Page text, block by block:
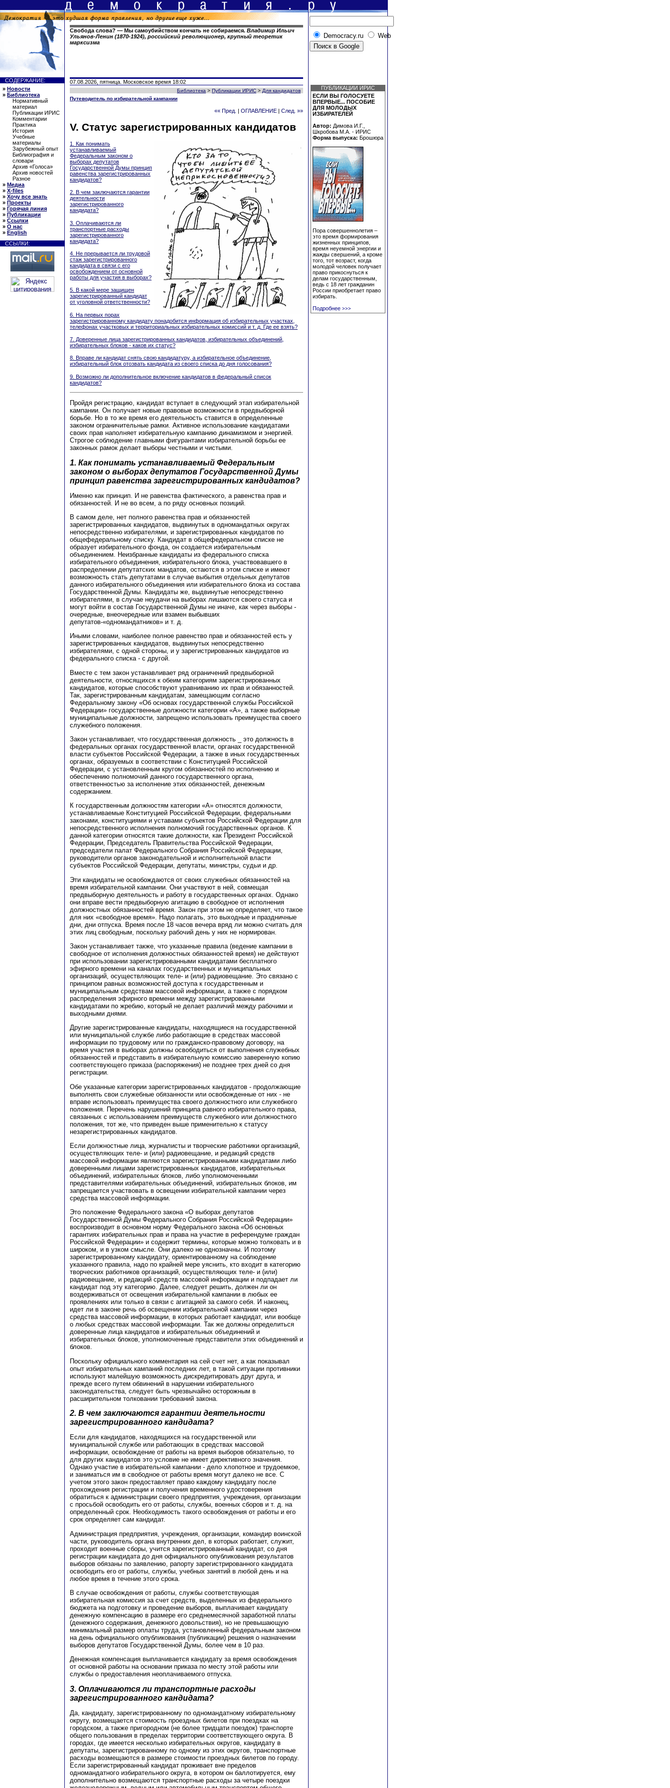
Свобода слова? — Мы самоубийством кончать не собираемся. Владимир Ильич
Ульянов-Ленин (1870-1924), российский революционер, крупный теоретик
марксизма
Democracy.ru Web
СОДЕРЖАНИЕ:
» Новости
» Библиотека
Нормативный
материал
Публикации ИРИС
Комментарии
Практика
История
Учебные
материалы
Зарубежный опыт
Библиография и
словари
Архив «Голоса»
Архив новостей
Разное
» Медиа
» X-files
» Хочу все знать
» Проекты
» Горячая линия
» Публикации
» Ссылки
» О нас
» English
ССЫЛКИ:
07.08.2026, пятница. Московское время 18:02
Библиотека > Публикации ИРИС > Для кандидатов
Путеводитель по избирательной кампании
«« Пред. ОГЛАВЛЕНИЕ След. »»
V. Статус зарегистрированных кандидатов
1. Как понимать
устанавливаемый
Федеральным законом о
выборах депутатов
Государственной Думы принцип
равенства зарегистрированных
кандидатов?
2. В чем заключаются гарантии
деятельности
зарегистрированного
кандидата?
3. Оплачиваются ли
транспортные расходы
зарегистрированного
кандидата?
4. Не прерывается ли трудовой
стаж зарегистрированного
кандидата в связи с его
освобождением от основной
работы для участия в выборах?
5. В какой мере защищен
зарегистрированный кандидат
от уголовной ответственности?
6. На первых порах
зарегистрированному кандидату понадобится информация об избирательных участках,
телефонах участковых и территориальных избирательных комиссий и т. д. Где ее взять?
7. Доверенные лица зарегистрированных кандидатов, избирательных объединений,
избирательных блоков - каков их статус?
8. Вправе ли кандидат снять свою кандидатуру, а избирательное объединение,
избирательный блок отозвать кандидата из своего списка до дня голосования?
9. Возможно ли дополнительное включение кандидатов в федеральный список
кандидатов?
Пройдя регистрацию, кандидат вступает в следующий этап избирательной
кампании. Он получает новые правовые возможности в предвыборной
борьбе. Но в то же время его деятельность ставится в определенные
законом ограничительные рамки. Активное использование кандидатами
своих прав наполняет избирательную кампанию динамизмом и энергией.
Строгое соблюдение главными фигурантами избирательной борьбы ее
законных рамок делает выборы честными и чистыми.
1. Как понимать устанавливаемый Федеральным
законом о выборах депутатов Государственной Думы
принцип равенства зарегистрированных кандидатов?
Именно как принцип. И не равенства фактического, а равенства прав и
обязанностей. И не во всем, а по ряду основных позиций.
В самом деле, нет полного равенства прав и обязанностей
зарегистрированных кандидатов, выдвинутых в одномандатных округах
непосредственно избирателями, и зарегистрированных кандидатов по
общефедеральному списку. Кандидат в общефедеральном списке не
образует избирательного фонда, он создается избирательным
объединением. Неизбранные кандидаты из федерального списка
избирательного объединения, избирательного блока, участвовавшего в
распределении депутатских мандатов, остаются в этом списке и имеют
возможность стать депутатами в случае выбытия отдельных депутатов
данного избирательного объединения или избирательного блока из состава
Государственной Думы. Кандидаты же, выдвинутые непосредственно
избирателями, в случае неудачи на выборах лишаются своего статуса и
могут войти в состав Государственной Думы не иначе, как через выборы -
очередные, внеочередные или взамен выбывших
депутатов-«одномандатников» и т. д.
Иными словами, наиболее полное равенство прав и обязанностей есть у
зарегистрированных кандидатов, выдвинутых непосредственно
избирателями, с одной стороны, и у зарегистрированных кандидатов из
федерального списка - с другой.
Вместе с тем закон устанавливает ряд ограничений предвыборной
деятельности, относящихся к обеим категориям зарегистрированных
кандидатов, которые способствуют уравниванию их прав и обязанностей.
Так, зарегистрированным кандидатам, замещающим согласно
Федеральному закону «Об основах государственной службы Российской
Федерации» государственные должности категории «А», а также выборные
муниципальные должности, запрещено использовать преимущества своего
служебного положения.
Закон устанавливает, что государственная должность _ это должность в
федеральных органах государственной власти, органах государственной
власти субъектов Российской Федерации, а также в иных государственных
органах, образуемых в соответствии с Конституцией Российской
Федерации, с установленным кругом обязанностей по исполнению и
обеспечению полномочий данного государственного органа,
ответственностью за исполнение этих обязанностей, денежным
содержанием.
К государственным должностям категории «А» относятся должности,
устанавливаемые Конституцией Российской Федерации, федеральными
законами, конституциями и уставами субъектов Российской Федерации для
непосредственного исполнения полномочий государственных органов. К
данной категории относятся такие должности, как Президент Российской
Федерации, Председатель Правительства Российской Федерации,
председатели палат Федерального Собрания Российской Федерации,
руководители органов законодательной и исполнительной власти
субъектов Российской Федерации, депутаты, министры, судьи и др.
Эти кандидаты не освобождаются от своих служебных обязанностей на
время избирательной кампании. Они участвуют в ней, совмещая
предвыборную деятельность и работу в государственных органах. Однако
они вправе вести предвыборную агитацию в свободное от исполнения
должностных обязанностей время. Закон при этом не определяет, что такое
для них «свободное время». Надо полагать, это выходные и праздничные
дни, дни отпуска. Время после 18 часов вечера вряд ли можно считать для
этих лиц свободным, поскольку рабочий день у них не нормирован.
Закон устанавливает также, что указанные правила (ведение кампании в
свободное от исполнения должностных обязанностей время) не действуют
при использовании зарегистрированными кандидатами бесплатного
эфирного времени на каналах государственных и муниципальных
организаций, осуществляющих теле- и (или) радиовещание. Это связано с
принципом равных возможностей доступа к государственным и
муниципальным средствам массовой информации, а также с порядком
распределения эфирного времени между зарегистрированными
кандидатами по жребию, который не делает различий между рабочими и
выходными днями.
Другие зарегистрированные кандидаты, находящиеся на государственной
или муниципальной службе либо работающие в средствах массовой
информации по трудовому или по гражданско-правовому договору, на
время участия в выборах должны освободиться от выполнения служебных
обязанностей и представить в избирательную комиссию заверенную копию
соответствующего приказа (распоряжения) не позднее трех дней со дня
регистрации.
Обе указанные категории зарегистрированных кандидатов - продолжающие
выполнять свои служебные обязанности или освобожденные от них - не
вправе использовать преимущества своего должностного или служебного
положения. Перечень нарушений принципа равного избирательного права,
связанных с использованием преимуществ служебного или должностного
положения, тот же, что приведен выше применительно к статусу
незарегистрированных кандидатов.
Если должностные лица, журналисты и творческие работники организаций,
осуществляющих теле- и (или) радиовещание, и редакций средств
массовой информации являются зарегистрированными кандидатами либо
доверенными лицами зарегистрированных кандидатов, избирательных
объединений, избирательных блоков, либо уполномоченными
представителями избирательных объединений, избирательных блоков, им
запрещается участвовать в освещении избирательной кампании через
средства массовой информации.
Это положение Федерального закона «О выборах депутатов
Государственной Думы Федерального Собрания Российской Федерации»
воспроизводит в основном норму Федерального закона «Об основных
гарантиях избирательных прав и права на участие в референдуме граждан
Российской Федерации» и содержит термины, которые можно толковать и в
широком, и в узком смысле. Они далеко не однозначны. И поэтому
зарегистрированному кандидату, ориентированному на соблюдение
указанного правила, надо по крайней мере уяснить, кто входит в категорию
творческих работников организаций, осуществляющих теле- и (или)
радиовещание, и редакций средств массовой информации и подпадает ли
кандидат под эту категорию. Далее, следует решить, должен ли он
воздерживаться от освещения избирательной кампании в любых ее
проявлениях или только в связи с агитацией за самого себя. И наконец,
идет ли в законе речь об освещении избирательной кампании через
средства массовой информации, в которых работает кандидат, или вообще
о любых средствах массовой информации. Так же должны определиться
доверенные лица кандидатов и избирательных объединений и
избирательных блоков, уполномоченные представители этих объединений и
блоков.
Поскольку официального комментария на сей счет нет, а как показывал
опыт избирательных кампаний последних лет, в такой ситуации противники
используют малейшую возможность дискредитировать друг друга, и
прежде всего путем обвинений в нарушении избирательного
законодательства, следует быть чрезвычайно осторожным в
расширительном толковании требований закона.
2. В чем заключаются гарантии деятельности
зарегистрированного кандидата?
Если для кандидатов, находящихся на государственной или
муниципальной службе или работающих в средствах массовой
информации, освобождение от работы на время выборов обязательно, то
для других кандидатов это условие не имеет директивного значения.
Однако участие в избирательной кампании - дело хлопотное и трудоемкое,
и заниматься им в свободное от работы время могут далеко не все. С
учетом этого закон предоставляет право каждому кандидату после
прохождения регистрации и получения временного удостоверения
обратиться к администрации своего предприятия, учреждения, организации
с просьбой освободить его от работы, службы, военных сборов и т. д. на
определенный срок. Необходимость такого освобождения от работы и его
срок определяет сам кандидат.
Администрация предприятия, учреждения, организации, командир воинской
части, руководитель органа внутренних дел, в которых работает, служит,
проходит военные сборы, учится зарегистрированный кандидат, со дня
регистрации кандидата до дня официального опубликования результатов
выборов обязаны по заявлению, рапорту зарегистрированного кандидата
освободить его от работы, службы, учебных занятий в любой день и на
любое время в течение этого срока.
В случае освобождения от работы, службы соответствующая
избирательная комиссия за счет средств, выделенных из федерального
бюджета на подготовку и проведение выборов, выплачивает кандидату
денежную компенсацию в размере его среднемесячной заработной платы
(денежного содержания, денежного довольствия), но не превышающую
минимальный размер оплаты труда, установленный федеральным законом
на день официального опубликования (публикации) решения о назначении
выборов депутатов Государственной Думы, более чем в 10 раз.
Денежная компенсация выплачивается кандидату за время освобождения
от основной работы на основании приказа по месту этой работы или
службы о предоставления неоплачиваемого отпуска.
3. Оплачиваются ли транспортные расходы
зарегистрированного кандидата?
Да, кандидату, зарегистрированному по одномандатному избирательному
округу, возмещается стоимость проездных билетов при поездках на
городском, а также пригородном (не более тридцати поездок) транспорте
общего пользования в пределах территории соответствующего округа. В
городах, где имеется несколько избирательных округов, кандидату в
депутаты, зарегистрированному по одному из этих округов, транспортные
расходы возмещаются в размере стоимости проездных билетов по городу.
Если зарегистрированный кандидат проживает вне пределов
одномандатного избирательного округа, в котором он баллотируется, ему
дополнительно возмещаются транспортные расходы за четыре поездки
ПУБЛИКАЦИИ ИРИС
ЕСЛИ ВЫ ГОЛОСУЕТЕ
ВПЕРВЫЕ... ПОСОБИЕ
ДЛЯ МОЛОДЫХ
ИЗБИРАТЕЛЕЙ
Автор: Димова И.Г.,
Шкробова М.А. - ИРИС
Форма выпуска: Брошюра
Пора совершеннолетия –
это время формирования
жизненных принципов,
время неуемной энергии и
жажды свершений, а кроме
того, тот возраст, когда
молодой человек получает
право прикоснуться к
делам государственным,
ведь с 18 лет гражданин
России приобретает право
избирать.
Подробнее >>>